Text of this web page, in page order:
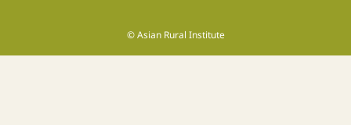
© Asian Rural Institute